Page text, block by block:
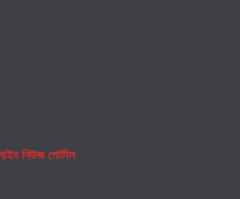
নিউজ পোর্টাল